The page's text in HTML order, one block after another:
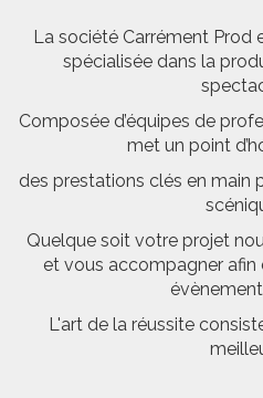
La société Carrément Prod
spécialisée dans la
Composée d’équipes de
met un point
des prestations clés en main
Quelque soit votre projet
et vous accompagner afin
L'art de la réussite